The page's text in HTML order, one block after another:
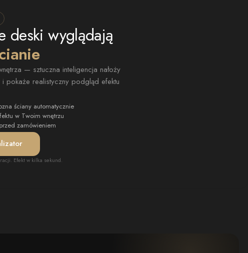
deski wyglądają
— sztuczna inteligencja nałoży
pokaże realistyczny podgląd efektu
ściany automatycznie
w Twoim wnętrzu
zamówieniem
Efekt w kilka sekund.